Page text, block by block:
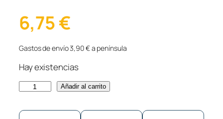
6,75€
Gastos de envío 3,90 € a península
Hay existencias
C
Añadir al carrito